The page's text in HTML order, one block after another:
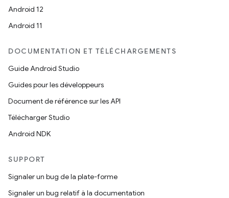
Android 12
Android 11
DOCUMENTATION ET TÉLÉCHARGEMENTS
Guide Android Studio
Guides pour les développeurs
Document de référence sur les API
Télécharger Studio
Android NDK
SUPPORT
Signaler un bug de la plate-forme
Signaler un bug relatif à la documentation